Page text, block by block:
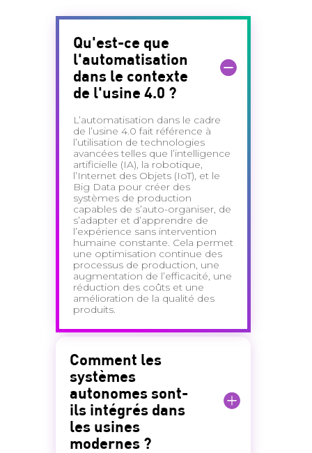
Qu'est-ce que
l'automatisation
dans le contexte
de l'usine 4.0 ?
L’automatisation dans le cadre
de l’usine 4.0 fait référence à
l’utilisation de technologies
avancées telles que l’intelligence
artificielle (IA), la robotique,
l’Internet des Objets (IoT), et le
Big Data pour créer des
systèmes de production
capables de s’auto-organiser, de
s’adapter et d’apprendre de
l’expérience sans intervention
humaine constante. Cela permet
une optimisation continue des
processus de production, une
augmentation de l’efficacité, une
réduction des coûts et une
amélioration de la qualité des
produits.
Comment les
systèmes
autonomes sont-
ils intégrés dans
les usines
modernes ?